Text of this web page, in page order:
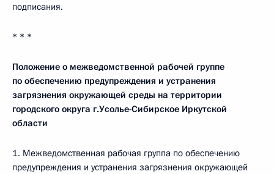
подписания.
* * *
Положение о межведомственной рабочей группе
по обеспечению предупреждения и устранения
загрязнения окружающей среды на территории
городского округа г.Усолье-Сибирское Иркутской
области
1. Межведомственная рабочая группа по обеспечению
предупреждения и устранения загрязнения окружающей